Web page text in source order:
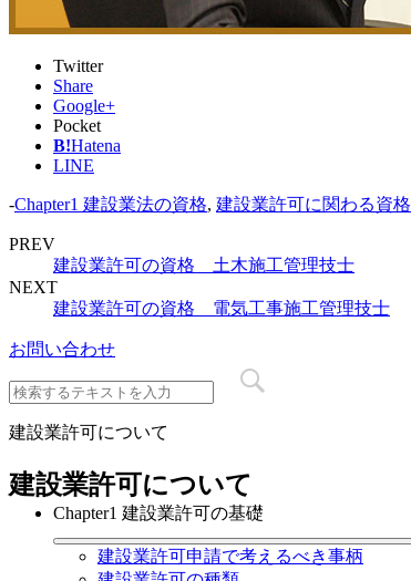
Twitter
Share
Google+
Pocket
B!Hatena
LINE
-Chapter1 建設業法の資格, 建設業許可に関わる資格
PREV
建設業許可の資格 土木施工管理技士
NEXT
建設業許可の資格 電気工事施工管理技士
お問い合わせ
建設業許可について
建設業許可について
Chapter1 建設業許可の基礎
建設業許可申請で考えるべき事柄